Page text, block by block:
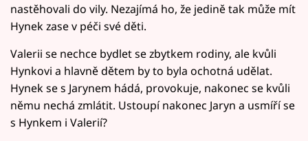
nastěhovali do vily. Nezajímá ho, že jedině tak může mít
Hynek zase v péči své děti.
Valerii se nechce bydlet se zbytkem rodiny, ale kvůli
Hynkovi a hlavně dětem by to byla ochotná udělat.
Hynek se s Jarynem hádá, provokuje, nakonec se kvůli
němu nechá zmlátit. Ustoupí nakonec Jaryn a usmíří se
s Hynkem i Valerií?